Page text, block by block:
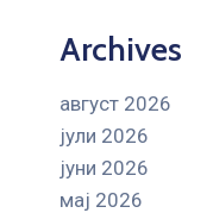
Archives
август 2026
јули 2026
јуни 2026
мај 2026